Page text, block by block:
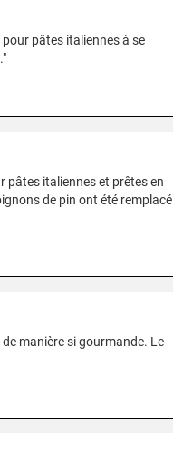
pâtes italiennes à se
pâtes italiennes et prêtes en
de pin ont été remplacé
manière si gourmande. Le